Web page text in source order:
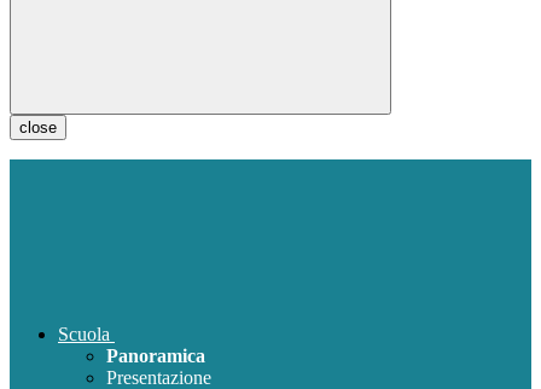
close
Scuola
Panoramica
Presentazione